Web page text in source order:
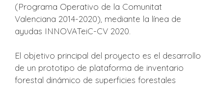
(Programa Operativo de la Comunitat
Valenciana 2014-2020), mediante la línea de
ayudas INNOVATeiC-CV 2020.
El objetivo principal del proyecto es el desarrollo
de un prototipo de plataforma de inventario
forestal dinámico de superficies forestales